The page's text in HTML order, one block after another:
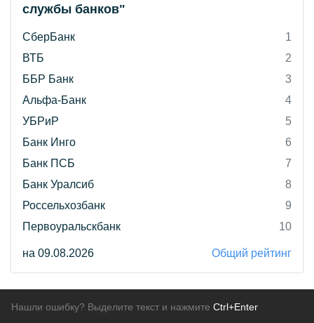
службы банков"
СберБанк
1
ВТБ
2
ББР Банк
3
Альфа-Банк
4
УБРиР
5
Банк Инго
6
Банк ПСБ
7
Банк Уралсиб
8
Россельхозбанк
9
Первоуральскбанк
10
на 09.08.2026 Общий рейтинг
Нашли ошибку? Выделите текст и нажмите Ctrl+Enter